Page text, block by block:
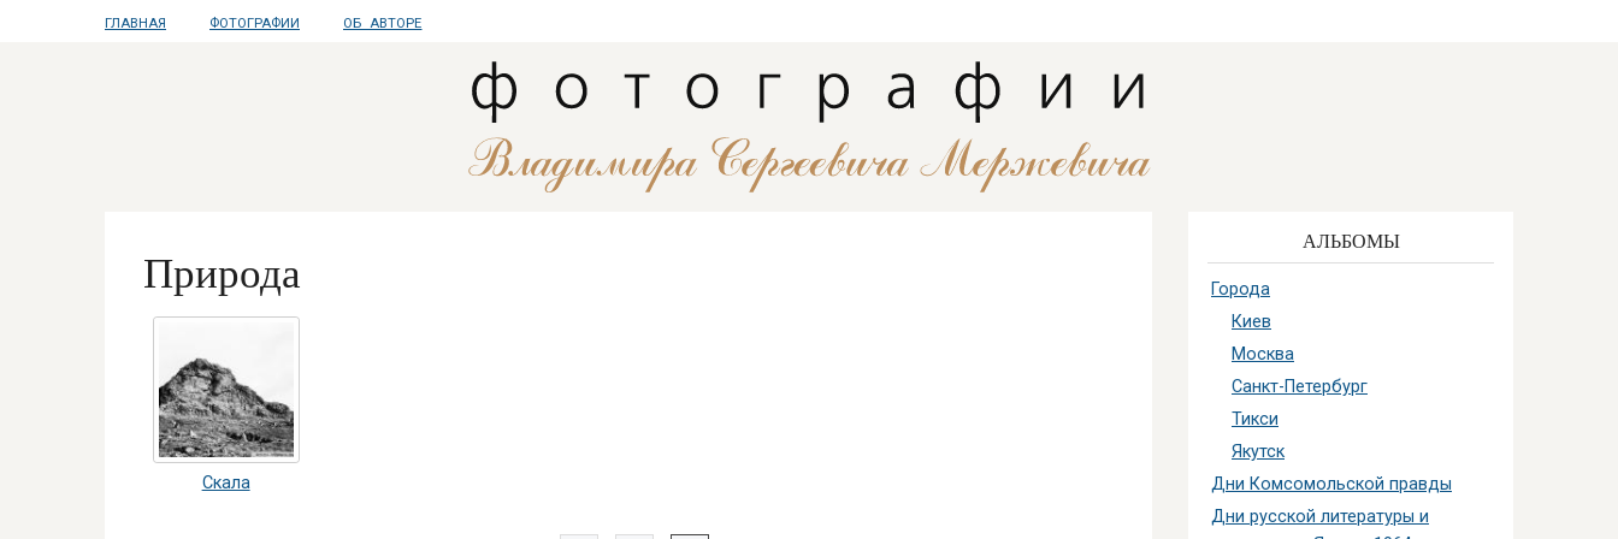
ГЛАВНАЯ ФОТОГРАФИИ ОБ АВТОРЕ
Природа
Скала
АЛЬБОМЫ
Города
Киев
Москва
Санкт-Петербург
Тикси
Якутск
Дни Комсомольской правды
Дни русской литературы и